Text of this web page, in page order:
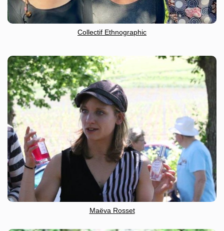
Collectif Ethnographic
Maëva Rosset